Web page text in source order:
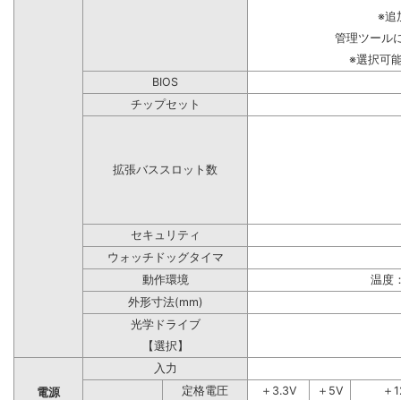
※追
管理ツール
※選択可
BIOS
チップセット
拡張バススロット数
セキュリティ
ウォッチドッグタイマ
動作環境
温度
外形寸法(mm)
光学ドライブ
【選択】
電源
入力
定格電圧 ＋3.3V ＋5V
＋